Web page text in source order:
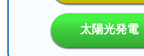
太陽光発電